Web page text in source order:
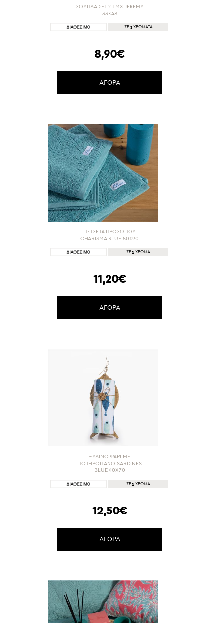
ΣΟΥΠΛΑ ΣΕΤ 2 ΤΜΧ JEREMY
33X48
ΣΕ 3 ΧΡΩΜΑΤΑ
8,90€
ΑΓΟΡΑ
ΠΕΤΣΕΤΑ ΠΡΟΣΩΠΟΥ
CHARISMA BLUE 50Χ90
ΣΕ 1 ΧΡΩΜΑ
11,20€
ΑΓΟΡΑ
ΞΥΛΙΝΟ ΨΑΡΙ ΜΕ
ΠΟΤΗΡΟΠΑΝΟ SARDINES
BLUE 40X70
ΣΕ 1 ΧΡΩΜΑ
12,50€
ΑΓΟΡΑ